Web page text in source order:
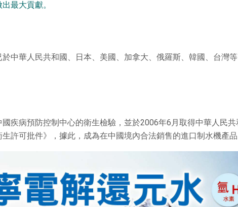
最大貢獻。
中華人民共和國、日本、美國、加拿大、俄羅斯、韓國、台灣
疾病預防控制中心的衛生檢驗，並於2006年6月取得中華人民
許可批件》，據此，成為在中國境內合法銷售的進口制水機產品